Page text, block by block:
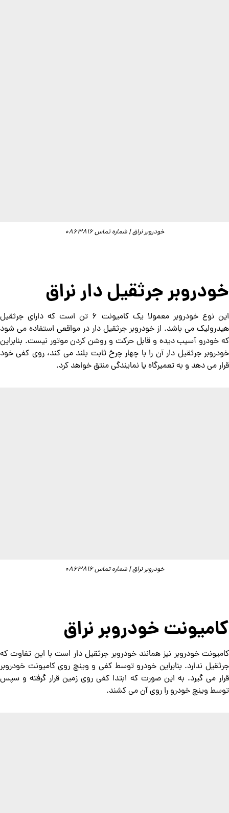
خودروبر نراق | شماره تماس 0863816
خودروبر جرثقیل دار نراق
این نوع خودروبر معمولا یک کامیونت 6 تن است که دارای جرثقیل
هیدرولیک می باشد. از خودروبر جرثقیل دار در مواقعی استفاده می شود
که خودرو آسیب دیده و قابل حرکت و روشن کردن موتور نیست. بنابراین
خودروبر جرثقیل دار آن را با چهار چرخ ثابت بلند می کند، روی کفی خود
قرار می دهد و به تعمیرگاه یا نمایندگی منتق خواهد کرد.
خودروبر نراق | شماره تماس 0863816
کامیونت خودروبر نراق
کامیونت خودروبر نیز همانند خودروبر جرثقیل دار است با این تفاوت که
جرثقیل ندارد. بنابراین خودرو توسط کفی و وینچ روی کامیونت خودروبر
قرار می گیرد. به این صورت که ابتدا کفی روی زمین قرار گرفته و سپس
توسط وینچ خودرو را روی آن می کشند.